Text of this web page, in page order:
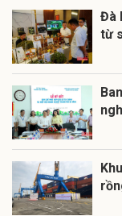
Đà
từ